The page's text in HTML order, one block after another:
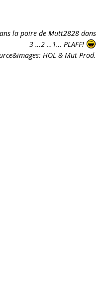
la poire de Mutt2828 dans
3 …2 …1… PLAFF!
HOL & Mut Prod.